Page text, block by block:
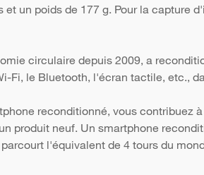
et un poids de 177 g. Pour la
circulaire depuis 2009, a
Fi, le Bluetooth, l'écran tactile, etc.,
reconditionné, vous contribuez
produit neuf. Un smartphone
l'équivalent de 4 tours du